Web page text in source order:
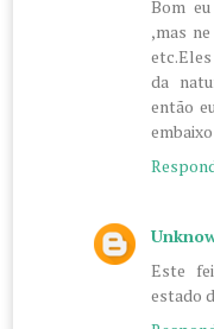
Bom
,mas
da
então
Este
estado